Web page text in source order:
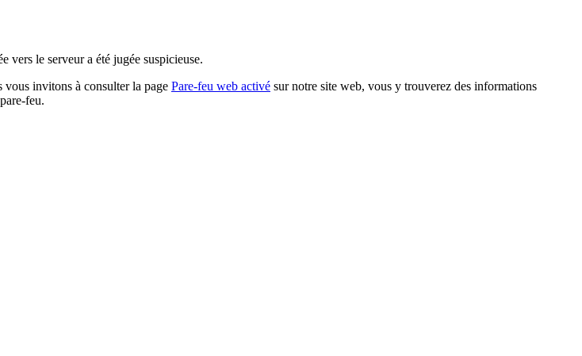
vers le serveur a été jugée suspicieuse.
vous invitons à consulter la page Pare-feu web activé sur notre site web, vous y trouverez des informations
feu.